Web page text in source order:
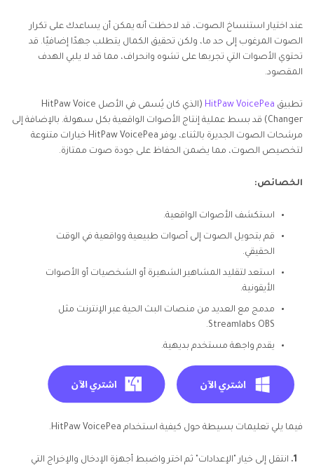
عند اختيار استنساخ الصوت، قد لاحظت أنه يمكن أن يساعدك على تكرار
الصوت المرغوب إلى حد ما، ولكن تحقيق الكمال يتطلب جهدًا إضافيًا. قد
تحتوي الأصوات التي تجربها على تشوه وانحراف، مما قد لا يلبي الهدف
المقصود.
تطبيق HitPaw VoicePea
(الذي كان يُسمى في الأصل HitPaw Voice
Changer) قد بسط عملية إنتاج الأصوات الواقعية بكل سهولة. بالإضافة إلى
مرشحات الصوت الجديرة بالثناء، يوفر HitPaw VoicePea خيارات متنوعة
لتخصيص الصوت، مما يضمن الحفاظ على جودة صوت ممتازة.
الخصائص:
استكشف الأصوات الواقعية.
قم بتحويل الصوت إلى أصوات طبيعية وواقعية في الوقت
الحقيقي.
استعد لتقليد المشاهير الشهيرة أو الشخصيات أو الأصوات
الأيقونية.
مدمج مع العديد من منصات البث الحية عبر الإنترنت مثل
Streamlabs OBS.
يقدم واجهة مستخدم بديهية.
فيما يلي تعليمات بسيطة حول كيفية استخدام HitPaw VoicePea.
1.
انتقل إلى خيار "الإعدادات" ثم اختر واضبط أجهزة الإدخال والإخراج التي